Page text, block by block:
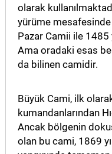
olarak
yürüme
Pazar Camii ile 1485
Ama oradaki esas
da bilinen camidir.
Büyük Cami, ilk
kumandanlarından
Ancak bölgenin
olan bu cami, 1869